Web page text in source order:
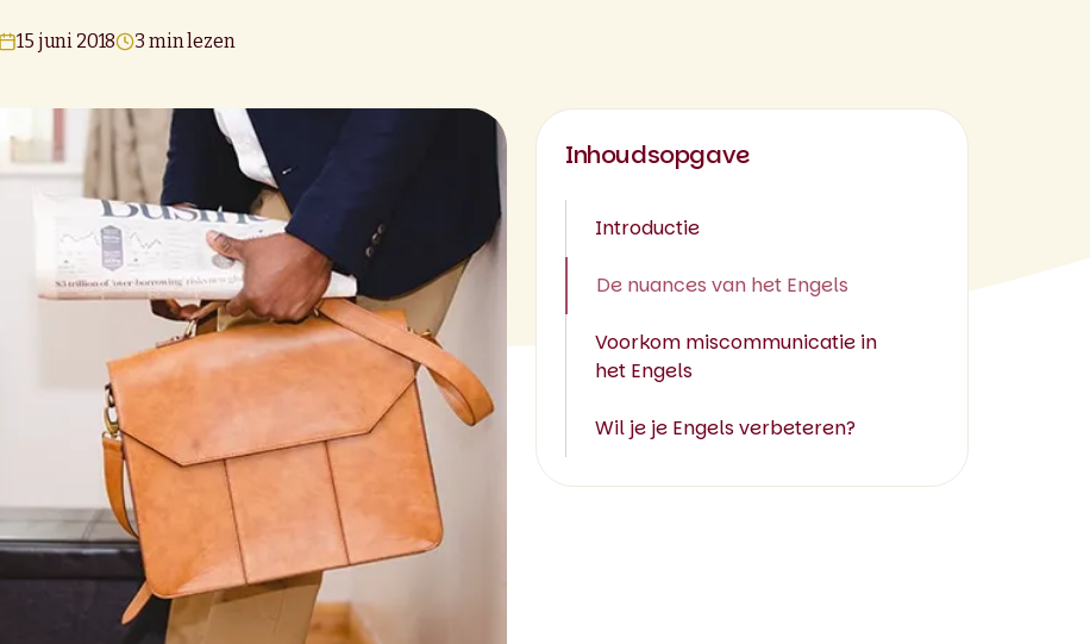
15 juni 2018 3 min lezen
Inhoudsopgave
Introductie
De nuances van het Engels
Voorkom miscommunicatie in
het Engels
Wil je je Engels verbeteren?